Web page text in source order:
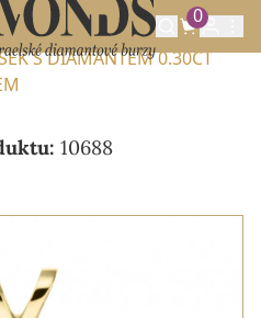
0
DIAMANTOVÉ
S DIAMANTEM 0.30CT
10688